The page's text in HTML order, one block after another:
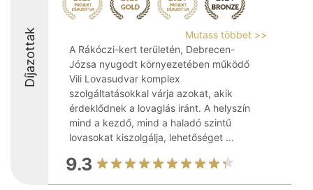
Díjazottak
Mutass többet >>
A Rákóczi-kert területén, Debrecen-
Józsa nyugodt környezetében működő
Vili Lovasudvar komplex
szolgáltatásokkal várja azokat, akik
érdeklődnek a lovaglás iránt. A helyszín
mind a kezdő, mind a haladó szintű
lovasokat kiszolgálja, lehetőséget ...
9.3